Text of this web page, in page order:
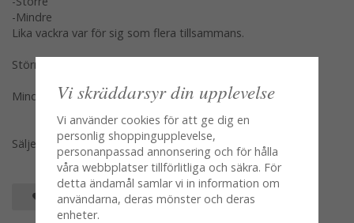
-Mindre
Lika vackra var för sig som flera tillsammans.
Större 6cm
Mindre 3cm
Säljes per styck en och en
SPARA SOM FAVORIT
Vi skräddarsyr din upplevelse
Vi använder cookies för att ge dig en
personlig shoppingupplevelse,
personanpassad annonsering och för hålla
våra webbplatser tillförlitliga och säkra. För
detta ändamål samlar vi in information om
användarna, deras mönster och deras
enheter.